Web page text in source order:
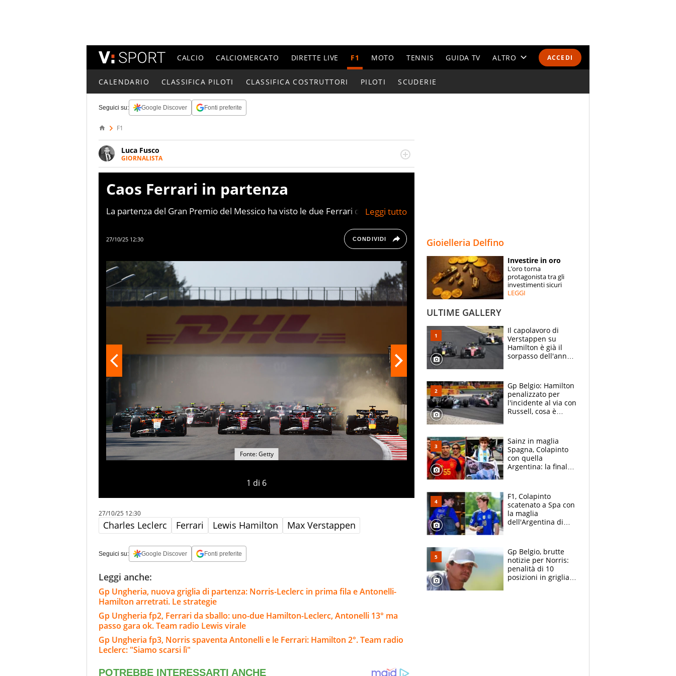
ACCEDI
CALCIO CALCIOMERCATO DIRETTE LIVE F1 MOTO TENNIS GUIDA TV ALTRO
ESPERTI
CONTATTI
CALENDARIO CLASSIFICA PILOTI CLASSIFICA COSTRUTTORI PILOTI SCUDERIE
Seguici su: Google Discover Fonti preferite
F1
Luca Fusco
GIORNALISTA
Giornalista multimediale. Quando si accendono i motori, lui sgasa, impenna, derapa. E
Caos Ferrari in partenza
La partenza del Gran Premio del Messico ha visto le due Ferrari di Hamilton e
all'esterno con Verstappen, da qui le rimostranze di Lewis che rivoleva la
posizione dal monegasco
27/10/25 12:30 CONDIVIDI
1 di 6
Fonte: Getty
27/10/25 12:30
Charles Leclerc Ferrari Lewis Hamilton Max Verstappen
Seguici su: Google Discover Fonti preferite
Leggi anche:
Gp Ungheria, nuova griglia di partenza: Norris-Leclerc in prima fila e Antonelli-
Hamilton arretrati. Le strategie
Gp Ungheria fp2, Ferrari da sballo: uno-due Hamilton-Leclerc, Antonelli 13° ma
passo gara ok. Team radio Lewis virale
Gp Ungheria fp3, Norris spaventa Antonelli e le Ferrari: Hamilton 2°. Team radio
Leclerc: "Siamo scarsi lì"
Gioielleria Delfino
Investire in oro
L’oro torna
protagonista tra gli
investimenti sicuri
LEGGI
ULTIME GALLERY
Il capolavoro di
Verstappen su
Hamilton è già il
sorpasso dell'anno:
2021
Gp Belgio: Hamilton
penalizzato per
l'incidente al via con
Russell, cosa è
Sainz in maglia
Spagna, Colapinto
con quella
Argentina: la finale
vede l'ora
F1, Colapinto
scatenato a Spa con
la maglia
dell'Argentina di
le parolacce"
Gp Belgio, brutte
notizie per Norris:
penalità di 10
posizioni in griglia,